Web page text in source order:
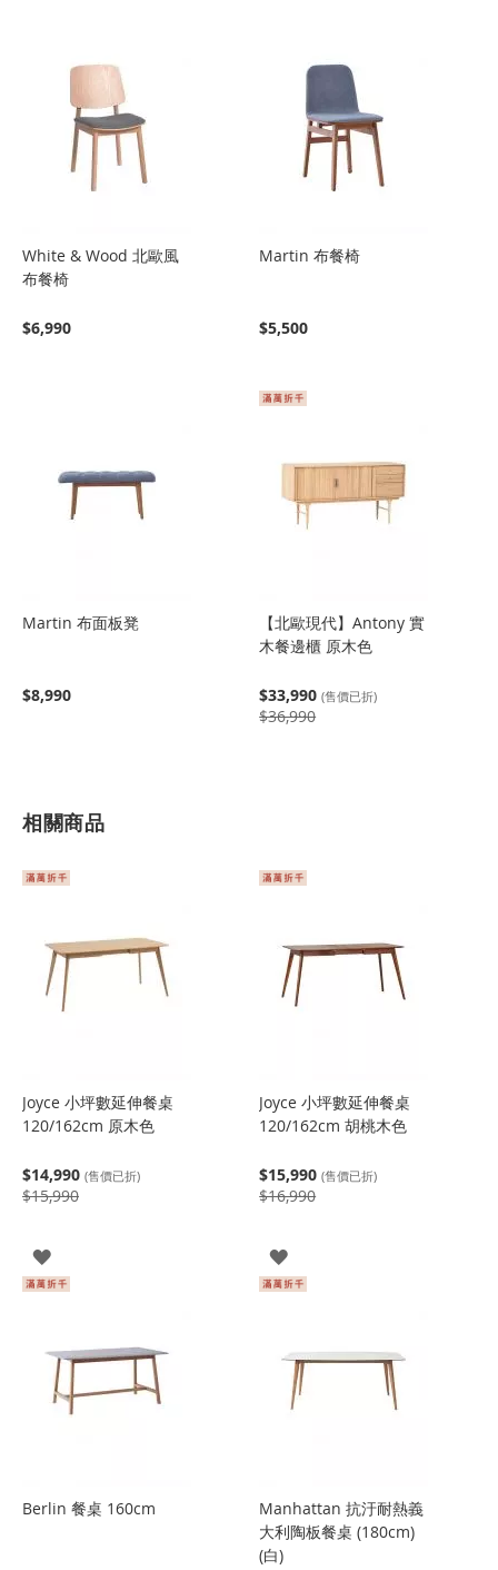
White & Wood 北歐風
布餐椅
$6,990
Martin 布餐椅
$5,500
Martin 布面板凳
$8,990
【北歐現代】Antony 實
木餐邊櫃 原木色
$33,990 (售價已折)
$36,990
相關商品
Joyce 小坪數延伸餐桌
120/162cm 原木色
$14,990 (售價已折)
$15,990
登
入
Joyce 小坪數延伸餐桌
120/162cm 胡桃木色
$15,990 (售價已折)
$16,990
登
入
Berlin 餐桌 160cm
Manhattan 抗汙耐熱義
大利陶板餐桌 (180cm)
(白)